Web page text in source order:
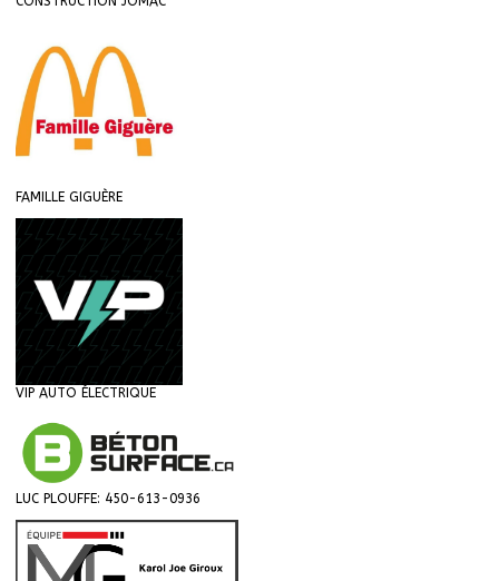
FAMILLE GIGUÈRE
VIP AUTO ÉLECTRIQUE
LUC PLOUFFE: 450-613-0936